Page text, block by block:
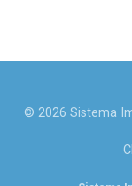
© 2026 Sistema